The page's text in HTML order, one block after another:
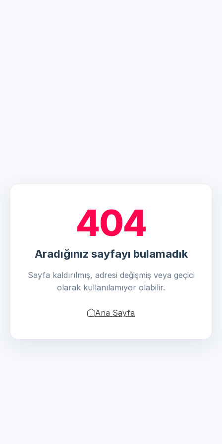
404
Aradığınız sayfayı bulamadık
Sayfa kaldırılmış, adresi değişmiş veya geçici
olarak kullanılamıyor olabilir.
Ana Sayfa